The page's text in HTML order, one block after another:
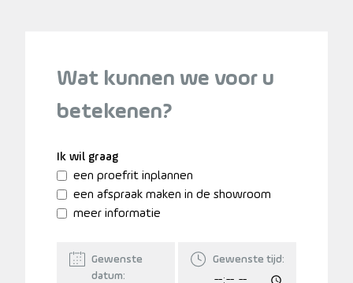
Wat kunnen we voor u
betekenen?
Ik wil graag
een proefrit inplannen
een afspraak maken in de showroom
meer informatie
Gewenste
datum:
Gewenste tijd: